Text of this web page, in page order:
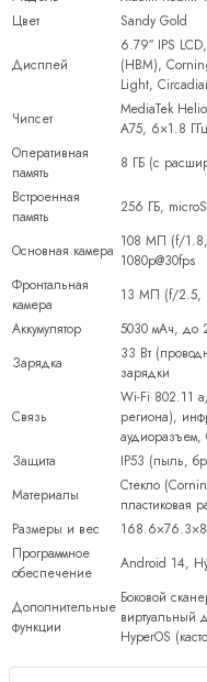
Цвет
Sandy Gold
Дисплей
6.79″ IPS
(HBM),
Light,
Чипсет
MediaTek
A75, 6×1.8
Оперативная
память
8 ГБ (с
Встроенная
память
256 ГБ,
Основная камера 108 МП (f/
1080p@30fps
Фронтальная
камера
13 МП (f/2.5,
Аккумулятор
5030 мАч, до
Зарядка
33 Вт
зарядки
Связь
Wi-Fi 802.11
региона),
аудиоразъем,
Защита
IP53 (пыль,
Материалы
Стекло
пластиковая
Размеры и вес
Программное
обеспечение
Android 14,
Дополнительные
функции
Боковой
виртуальный
HyperOS